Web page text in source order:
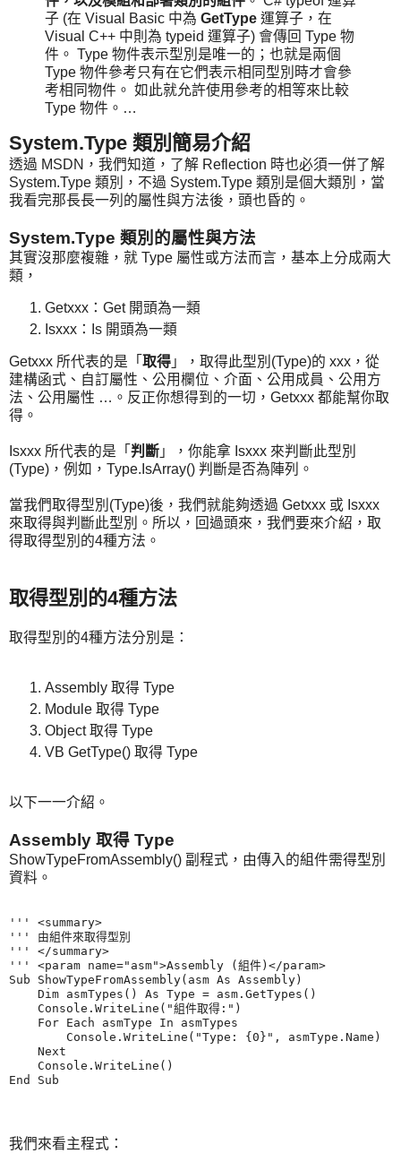
子 (在 Visual Basic 中為 GetType 運算子，在
Visual C++ 中則為 typeid 運算子) 會傳回 Type 物
件。 Type 物件表示型別是唯一的；也就是兩個
Type 物件參考只有在它們表示相同型別時才會參
考相同物件。 如此就允許使用參考的相等來比較
Type 物件。…
System.Type 類別簡易介紹
透過 MSDN，我們知道，了解 Reflection 時也必須一併了解
System.Type 類別，不過 System.Type 類別是個大類別，當
我看完那長長一列的屬性與方法後，頭也昏的。
System.Type 類別的屬性與方法
其實沒那麼複雜，就 Type 屬性或方法而言，基本上分成兩大
類，
Getxxx：Get 開頭為一類
Isxxx：Is 開頭為一類
Getxxx 所代表的是「 取得 」，取得此型別(Type)的 xxx，從
建構函式、自訂屬性、公用欄位、介面、公用成員、公用方
法、公用屬性 …。反正你想得到的一切，Getxxx 都能幫你取
得。
Isxxx 所代表的是「 判斷 」，你能拿 Isxxx 來判斷此型別
(Type)，例如，Type.IsArray() 判斷是否為陣列。
當我們取得型別(Type)後，我們就能夠透過 Getxxx 或 Isxxx
來取得與判斷此型別。所以，回過頭來，我們要來介紹，取
得取得型別的4種方法。
取得型別的4種方法
取得型別的4種方法分別是：
Assembly 取得 Type
Module 取得 Type
Object 取得 Type
VB GetType() 取得 Type
以下一一介紹。
Assembly 取得 Type
ShowTypeFromAssembly() 副程式，由傳入的組件需得型別
資料。
''' <summary>
''' 由組件來取得型別
''' </summary>
''' <param name="asm">Assembly (組件)</param>
Sub ShowTypeFromAssembly(asm As Assembly)
    Dim asmTypes() As Type = asm.GetTypes()
    Console.WriteLine("組件取得:")
    For Each asmType In asmTypes
        Console.WriteLine("Type: {0}", asmType.Name)
    Next
    Console.WriteLine()
我們來看主程式：